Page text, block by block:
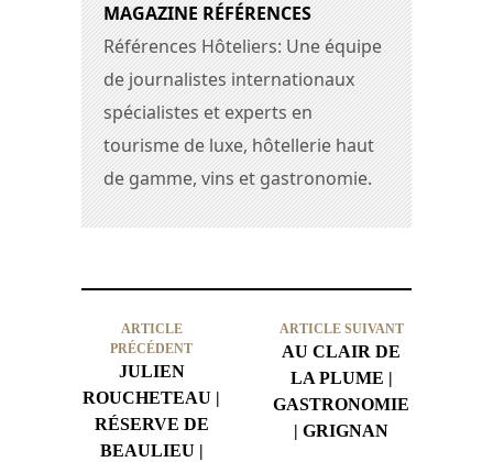
MAGAZINE RÉFÉRENCES
Références Hôteliers: Une équipe
de journalistes internationaux
spécialistes et experts en
tourisme de luxe, hôtellerie haut
de gamme, vins et gastronomie.
ARTICLE
PRÉCÉDENT
JULIEN
ROUCHETEAU |
RÉSERVE DE
BEAULIEU |
ARTICLE SUIVANT
AU CLAIR DE
LA PLUME |
GASTRONOMIE
| GRIGNAN